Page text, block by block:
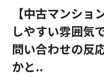
【中古マンショ
しやすい雰囲気
問い合わせの反
かと..